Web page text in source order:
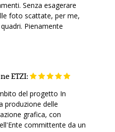
Senza esagerare
foto scattate, per me,
Pienamente
ETZI:
del progetto In
produzione delle
grafica, con
committente da un